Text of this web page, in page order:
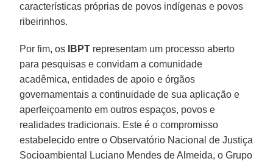
características próprias de povos indígenas e povos
ribeirinhos.
Por fim, os IBPT representam um processo aberto
para pesquisas e convidam a comunidade
acadêmica, entidades de apoio e órgãos
governamentais a continuidade de sua aplicação e
aperfeiçoamento em outros espaços, povos e
realidades tradicionais. Este é o compromisso
estabelecido entre o Observatório Nacional de Justiça
Socioambiental Luciano Mendes de Almeida, o Grupo